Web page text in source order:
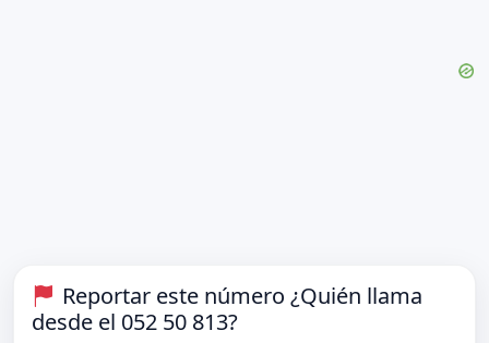
Reportar este número ¿Quién llama
desde el 052 50 813?